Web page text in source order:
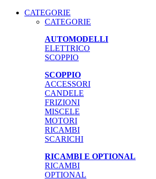
CATEGORIE
CATEGORIE
AUTOMODELLI
ELETTRICO
SCOPPIO
SCOPPIO
ACCESSORI
CANDELE
FRIZIONI
MISCELE
MOTORI
RICAMBI
SCARICHI
RICAMBI E OPTIONAL
RICAMBI
OPTIONAL